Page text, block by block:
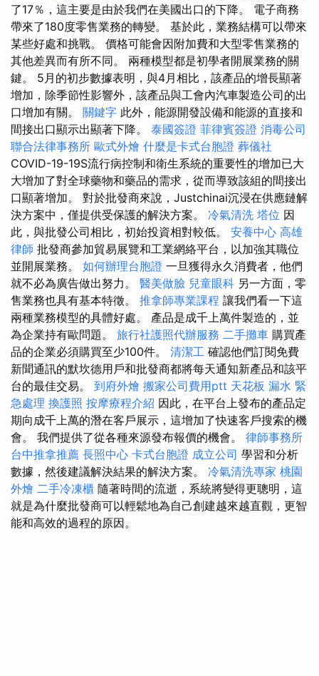
了17％，這主要是由於我們在美國出口的下降。 電子商務
帶來了180度零售業務的轉變。 基於此，業務結構可以帶來
某些好處和挑戰。 價格可能會因附加費和大型零售業務的
其他差異而有所不同。 兩種模型都是初學者開展業務的關
鍵。 5月的初步數據表明，與4月相比，該產品的增長顯著
增加，除季節性影響外，該產品與工會內汽車製造公司的出
口增加有關。 關鍵字 此外，能源開發設備和能源的直接和
間接出口顯示出顯著下降。 泰國簽證 菲律賓簽證 消毒公司
聯合法律事務所 歐式外燴 什麼是卡式台胞證 葬儀社
COVID-19-19S流行病控制和衛生系統的重要性的增加已大
大增加了對全球藥物和藥品的需求，從而導致該組的間接出
口顯著增加。 對於批發商來說，Justchinai沉浸在供應鏈解
決方案中，僅提供受保護的解決方案。 冷氣清洗 塔位 因
此，與批發公司相比，初始投資相對較低。 安養中心 高雄
律師 批發商參加貿易展覽和工業網絡平台，以加強其職位
並開展業務。 如何辦理台胞證 一旦獲得永久消費者，他們
就不必為廣告做出努力。 醫美做臉 兒童眼科 另一方面，零
售業務也具有基本特徵。 推拿師專業課程 讓我們看一下這
兩種業務模型的具體好處。 產品是成千上萬件製造的，並
為企業持有歐問題。 旅行社護照代辦服務 二手攤車 購買產
品的企業必須購買至少100件。 清潔工 確認他們訂閱免費
新聞通訊的默坎德用戶和批發商都將每天通知新產品和該平
台的最佳交易。 到府外燴 搬家公司費用ptt 天花板 漏水 緊
急處理 換護照 按摩療程介紹 因此，在平台上發布的產品定
期向成千上萬的潛在客戶展示，這增加了快速客戶搜索的機
會。 我們提供了從各種來源發布報價的機會。 律師事務所
台中推拿推薦 長照中心 卡式台胞證 成立公司 學習和分析
數據，然後建議解決結果的解決方案。 冷氣清洗專家 桃園
外燴 二手冷凍櫃 隨著時間的流逝，系統將變得更聰明，這
就是為什麼批發商可以輕鬆地為自己創建越來越直觀，更智
能和高效的過程的原因。